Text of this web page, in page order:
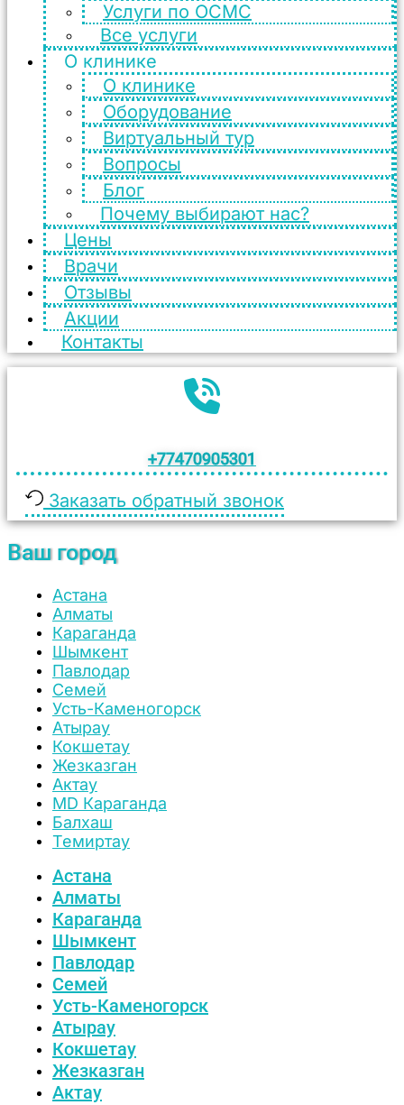
Услуги по ОСМС
Все услуги
О клинике
О клинике
Оборудование
Виртуальный тур
Вопросы
Блог
Почему выбирают нас?
Цены
Врачи
Отзывы
Акции
Контакты
+77470905301
Заказать обратный звонок
Ваш город
Астана
Алматы
Караганда
Шымкент
Павлодар
Семей
Усть-Каменогорск
Атырау
Кокшетау
Жезказган
Актау
MD Караганда
Балхаш
Темиртау
Астана
Алматы
Караганда
Шымкент
Павлодар
Семей
Усть-Каменогорск
Атырау
Кокшетау
Жезказган
Актау